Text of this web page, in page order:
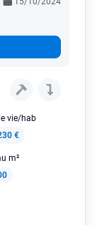
vie/hab
€
m²